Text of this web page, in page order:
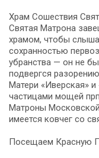
Храм Сошествия
Святая Матрона
храмом, чтобы
сохранностью
убранства — он не
подвергся
Матери «Иверская»
частицами мощей
Матроны
имеется ковчег со
Посещаем Красную